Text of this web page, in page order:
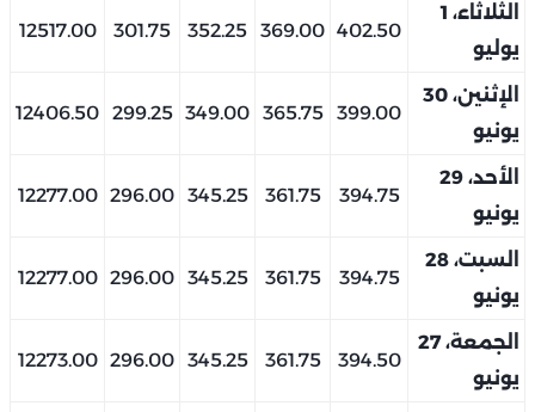
الثلاثاء، 1
يوليو
402.50
369.00
352.25
301.75
12517.00
الإثنين، 30
يونيو
399.00
365.75
349.00
299.25
12406.50
الأحد، 29
يونيو
394.75
361.75
345.25
296.00
12277.00
السبت، 28
يونيو
394.75
361.75
345.25
296.00
12277.00
الجمعة، 27
يونيو
394.50
361.75
345.25
296.00
12273.00